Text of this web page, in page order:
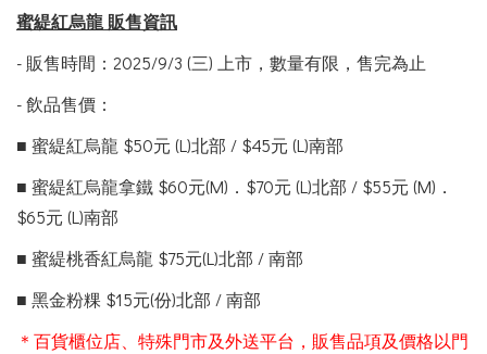
蜜緹紅烏龍 販售資訊
- 販售時間：2025/9/3 (三) 上市，數量有限，售完為止
- 飲品售價：
■ 蜜緹紅烏龍 $50元 (L)北部 / $45元 (L)南部
■ 蜜緹紅烏龍拿鐵 $60元(M)．$70元 (L)北部 / $55元 (M)．
$65元 (L)南部
■ 蜜緹桃香紅烏龍 $75元(L)北部 / 南部
■ 黑金粉粿 $15元(份)北部 / 南部
＊百貨櫃位店、特殊門市及外送平台，販售品項及價格以門